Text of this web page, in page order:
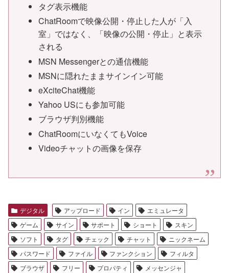
タグ表示機能
ChatRoomで映像公開・停止した人が「入
室」ではなく、「映像の公開・停止」と表示
される
MSN Messengerとの通信機能
MSNに隠れたままサインイン可能
eXciteChat機能
Yahoo USにも参加可能
ブラウザ判別機能
ChatRoomにいなくてもVoice
Videoチャットの画像を保存
デジタル アップロード イン
エミュレータ
ゲーム
サイン サポート ショート
スキン
ソフト
タグ チェック チャット
ニックネーム
パスワード
ファイル ファンクション
フィルタ
ブラウザ
フリー プロパティ メッセンジャ